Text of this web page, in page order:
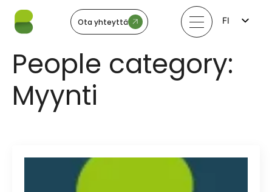
Ota yhteyttä
FI
LT
EE
People category:
Myynti